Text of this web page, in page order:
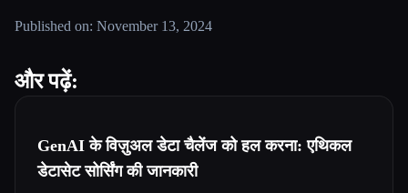
Published on: November 13, 2024
और पढ़ें:
GenAI के विज़ुअल डेटा चैलेंज को हल करना: एथिकल
डेटासेट सोर्सिंग की जानकारी